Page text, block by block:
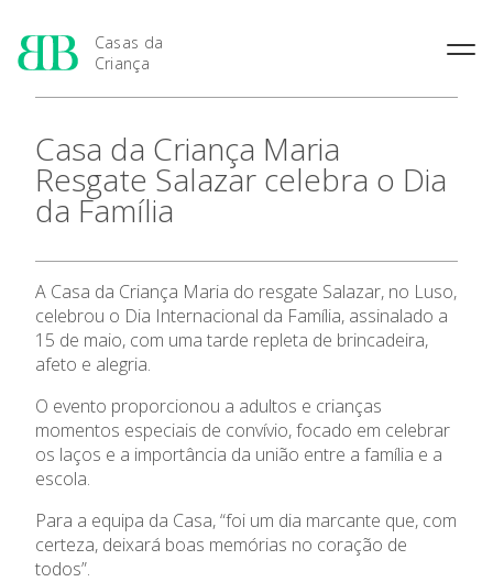
Casas da
Criança
Apresentação
Criança
Pensamento Pedagógico de
Bissaya Barreto
Natureza e fins pedagógicos
Princípios Educativos Gerais
As 7 Casas da Criança
Joaquina Barreto Rosa
Maria do Resgate Salazar
Maria Rita Patrocínio Costa
Maria Leonor Anjos Diniz
Maria Granado
Admissão
Admissão
Período de Inscrição
Candidatura
Notícias
Casa da Criança Maria
Resgate Salazar celebra o Dia
da Família
A Casa da Criança Maria do resgate Salazar, no Luso,
celebrou o Dia Internacional da Família, assinalado a
15 de maio, com uma tarde repleta de brincadeira,
afeto e alegria.
O evento proporcionou a adultos e crianças
momentos especiais de convívio, focado em celebrar
os laços e a importância da união entre a família e a
escola.
Para a equipa da Casa, “foi um dia marcante que, com
certeza, deixará boas memórias no coração de
todos”.